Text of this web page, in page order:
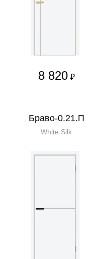
8 820 ₽
Браво-0.21.П
White Silk